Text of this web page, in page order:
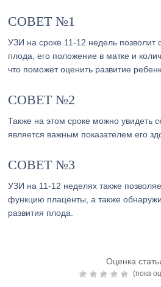
СОВЕТ №1
УЗИ на сроке 11-12 недель позволит
плода, его положение в матке и
что поможет оценить развитие
СОВЕТ №2
Также на этом сроке можно увидеть
является важным показателем его
СОВЕТ №3
УЗИ на 11-12 неделях также
функцию плаценты, а также
развития плода.
Оценка
(пока